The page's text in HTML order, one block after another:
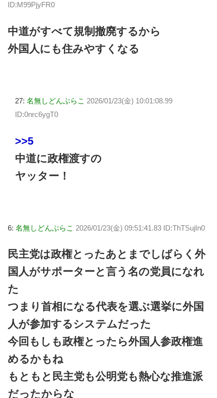
ID:M99PjyFR0
中道がすべて規制撤廃するから
外国人にも住みやすくなる
27: 名無しどんぶらこ 2026/01/23(金) 10:01:08.99
ID:0nrc6ygT0
>>5
中道に政権渡すの
ヤッター！
6: 名無しどんぶらこ 2026/01/23(金) 09:51:41.83 ID:ThTSujIn0
民主党は政権とったあとまでしばらく外
国人がサポーターと言う名の党員になれ
た
つまり首相になる代表を選ぶ選挙に外国
人が参加するシステムだった
今回もしも政権とったら外国人参政権進
めるかもね
もともと民主党も公明党も熱心な推進派
だったからな